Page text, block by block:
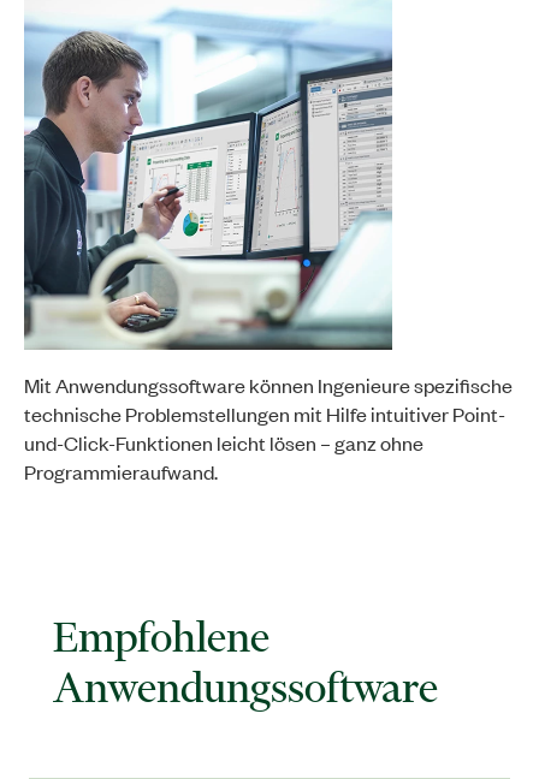
Mit Anwendungssoftware können Ingenieure spezifische
technische Problemstellungen mit Hilfe intuitiver Point-
und-Click-Funktionen leicht lösen – ganz ohne
Programmieraufwand.
Empfohlene
Anwendungssoftware